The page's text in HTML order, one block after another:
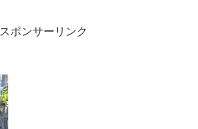
スポンサーリンク